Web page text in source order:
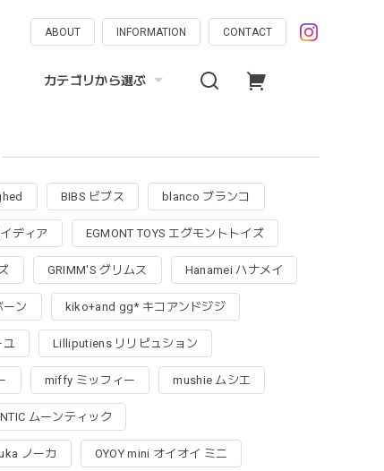
ABOUT INFORMATION CONTACT
カテゴリから選ぶ
BIBS ビブス blanco ブランコ
ディア EGMONT TOYS エグモントトイズ
GRIMM'S グリムス Hanamei ハナメイ
ン kiko+and gg* キコアンドジジ
ユ Lilliputiens リリピュション
miffy ミッフィー mushie ムシエ
ムーンティック
ノーカ OYOY mini オイオイ ミニ